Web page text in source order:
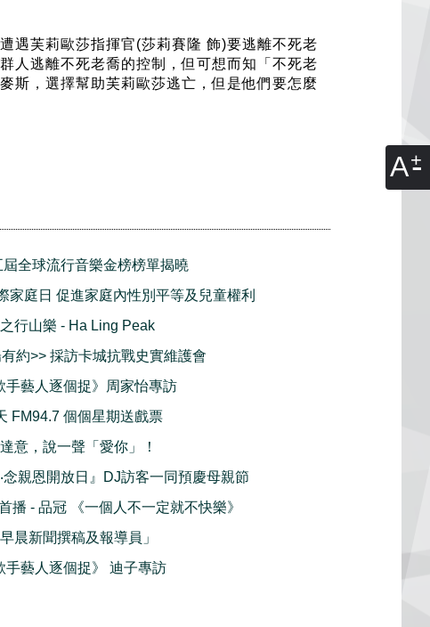
A
遇芙莉歐莎指揮官(莎莉賽隆 飾)要逃離不死老
人逃離不死老喬的控制，但可想而知「不死老
斯，選擇幫助芙莉歐莎逃亡，但是他們要怎麼
全球流行音樂金榜榜單揭曉
家庭日 促進家庭內性別平等及兒童權利
行山樂 - Ha Ling Peak
約>> 採訪卡城抗戰史實維護會
手藝人逐個捉》周家怡專訪
FM94.7 個個星期送戲票
意，說一聲「愛你」！
‧念親恩開放日』DJ訪客一同預慶母親節
播 - 品冠 《一個人不一定就不快樂》
晨新聞撰稿及報導員」
手藝人逐個捉》 迪子專訪